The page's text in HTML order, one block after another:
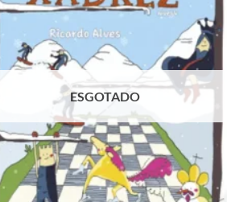
desejos
ESGOTADO